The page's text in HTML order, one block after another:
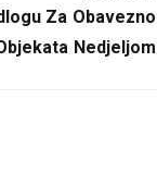
Za Obavezno
Nedjeljom